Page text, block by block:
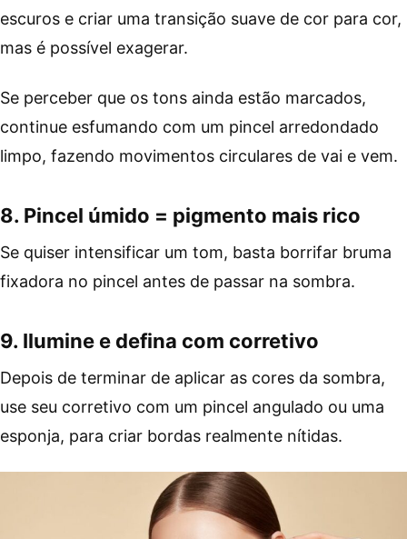
escuros e criar uma transição suave de cor para cor,
mas é possível exagerar.
Se perceber que os tons ainda estão marcados,
continue esfumando com um pincel arredondado
limpo, fazendo movimentos circulares de vai e vem.
8. Pincel úmido = pigmento mais rico
Se quiser intensificar um tom, basta borrifar bruma
fixadora no pincel antes de passar na sombra.
9. Ilumine e defina com corretivo
Depois de terminar de aplicar as cores da sombra,
use seu corretivo com um pincel angulado ou uma
esponja, para criar bordas realmente nítidas.